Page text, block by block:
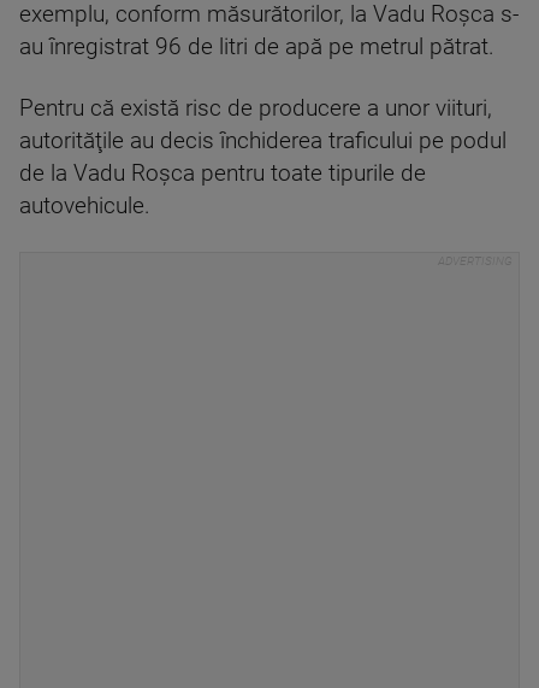
exemplu, conform măsurătorilor, la Vadu Roşca s-
au înregistrat 96 de litri de apă pe metrul pătrat.
Pentru că există risc de producere a unor viituri,
autorităţile au decis închiderea traficului pe podul
de la Vadu Roşca pentru toate tipurile de
autovehicule.